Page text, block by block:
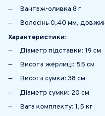
Вантаж-оливка 8 г
Волосінь 0,40 мм,
Характеристики:
Діаметр підставки: 19 см
Висота жерлиці: 55 см
Висота сумки: 38 см
Діаметр сумки: 20 см
Вага комплекту: 1,5 кг